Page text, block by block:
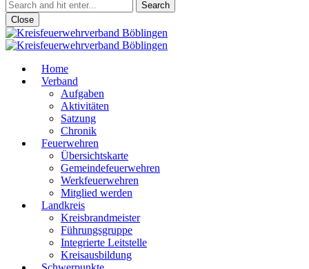
Close
Home
Verband
Aufgaben
Aktivitäten
Satzung
Chronik
Feuerwehren
Übersichtskarte
Gemeindefeuerwehren
Werkfeuerwehren
Mitglied werden
Landkreis
Kreisbrandmeister
Führungsgruppe
Integrierte Leitstelle
Kreisausbildung